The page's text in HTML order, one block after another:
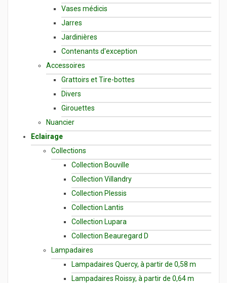
Vases médicis
Jarres
Jardinières
Contenants d'exception
Accessoires
Grattoirs et Tire-bottes
Divers
Girouettes
Nuancier
Eclairage
Collections
Collection Bouville
Collection Villandry
Collection Plessis
Collection Lantis
Collection Lupara
Collection Beauregard D
Lampadaires
Lampadaires Quercy, à partir de 0,58 m
Lampadaires Roissy, à partir de 0,64 m